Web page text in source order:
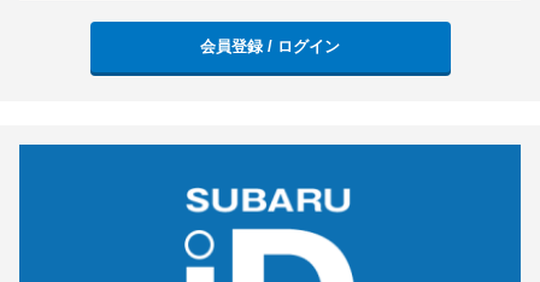
会員登録 / ログイン